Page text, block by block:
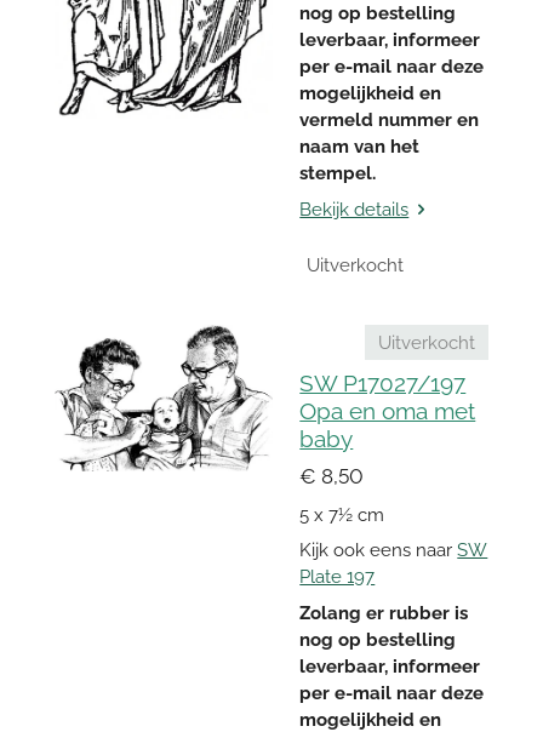
nog op bestelling
leverbaar, informeer
per e-mail naar deze
mogelijkheid en
vermeld nummer en
naam van het
stempel.
Bekijk details
Uitverkocht
Uitverkocht
SW P17027/197
Opa en oma met
baby
€ 8,50
5 x 7½ cm
Kijk ook eens naarSW
Plate 197
Zolang er rubber is
nog op bestelling
leverbaar, informeer
per e-mail naar deze
mogelijkheid en